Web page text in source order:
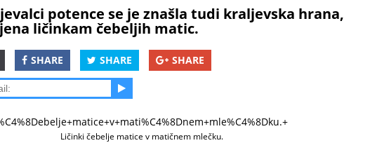
potence se je znašla tudi kraljevska hrana,
ličinkam čebeljih matic.
SHARE SHARE SHARE
Ličinki čebelje matice v matičnem mlečku.